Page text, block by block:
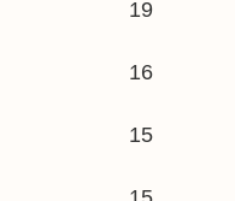
19
16
15